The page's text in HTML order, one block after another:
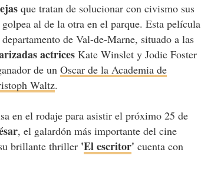
que tratan de solucionar con civismo sus
al de la otra en el parque. Esta película
de Val-de-Marne, situado a las
actrices Kate Winslet y Jodie Foster
de unOscar de la Academia de
Waltz.
en el rodaje para asistir el próximo 25 de
, el galardón más importante del cine
brillante thriller 'El escritor' cuenta con